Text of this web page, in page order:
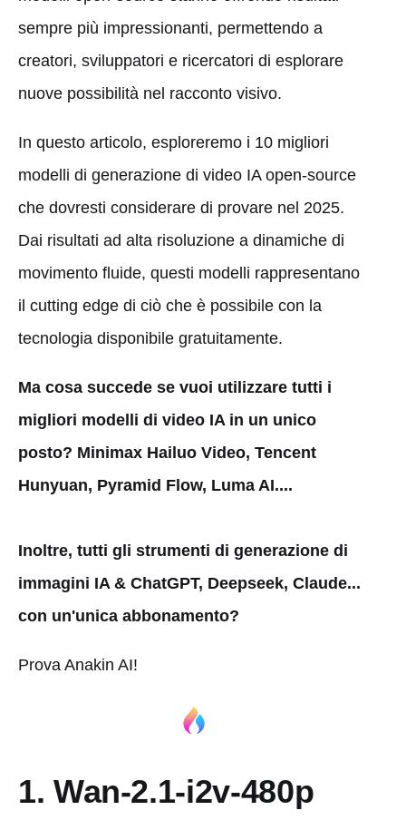
sempre più impressionanti, permettendo a
creatori, sviluppatori e ricercatori di esplorare
nuove possibilità nel racconto visivo.
In questo articolo, esploreremo i 10 migliori
modelli di generazione di video IA open-source
che dovresti considerare di provare nel 2025.
Dai risultati ad alta risoluzione a dinamiche di
movimento fluide, questi modelli rappresentano
il cutting edge di ciò che è possibile con la
tecnologia disponibile gratuitamente.
Ma cosa succede se vuoi utilizzare tutti i
migliori modelli di video IA in un unico
posto? Minimax Hailuo Video, Tencent
Hunyuan, Pyramid Flow, Luma AI....
Inoltre, tutti gli strumenti di generazione di
immagini IA & ChatGPT, Deepseek, Claude...
con un'unica abbonamento?
Prova Anakin AI!
1. Wan-2.1-i2v-480p